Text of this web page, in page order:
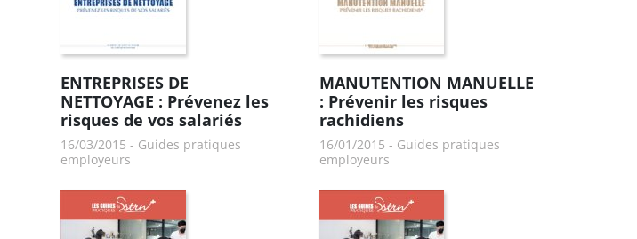
ENTREPRISES DE
NETTOYAGE : Prévenez les
risques de vos salariés
16/03/2015 - Guides pratiques
employeurs
MANUTENTION MANUELLE
: Prévenir les risques
rachidiens
16/01/2015 - Guides pratiques
employeurs